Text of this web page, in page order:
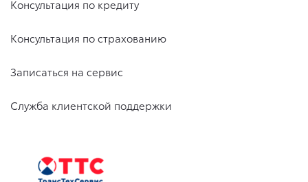
Консультация по кредиту
Консультация по страхованию
Записаться на сервис
Служба клиентской поддержки